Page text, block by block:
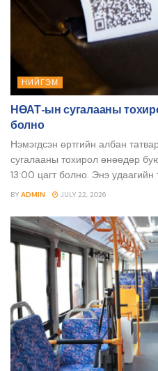
НИЙГЭМ
НӨАТ-ын сугалааны
болно
Нэмэгдсэн өртгийн албан
сугалааны тохирол өнөөдөр
13:00 цагт болно. Энэ удаагийн
BY ADMIN JULY 22, 2026